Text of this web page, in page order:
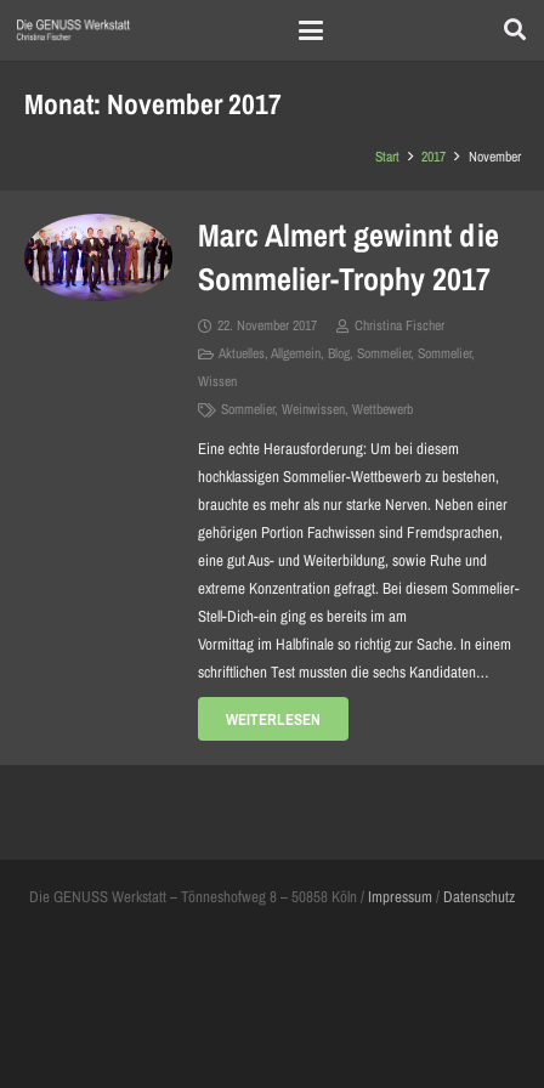
Monat: November 2017
Start 2017 November
Marc Almert gewinnt die
Sommelier-Trophy 2017
22. November 2017
Christina Fischer
Aktuelles,Allgemein, Blog,Sommelier,Sommelier,
Wissen
Sommelier,Weinwissen,Wettbewerb
Eine echte Herausforderung: Um bei diesem
hochklassigen Sommelier-Wettbewerb zu bestehen,
brauchte es mehr als nur starke Nerven. Neben einer
gehörigen Portion Fachwissen sind Fremdsprachen,
eine gut Aus- und Weiterbildung, sowie Ruhe und
extreme Konzentration gefragt. Bei diesem Sommelier-
Stell-Dich-ein ging es bereits im am
Vormittag im Halbfinale so richtig zur Sache. In einem
schriftlichen Test mussten die sechs Kandidaten…
WEITERLESEN
Die GENUSS Werkstatt – Tönneshofweg 8 – 50858 Köln / Impressum / Datenschutz